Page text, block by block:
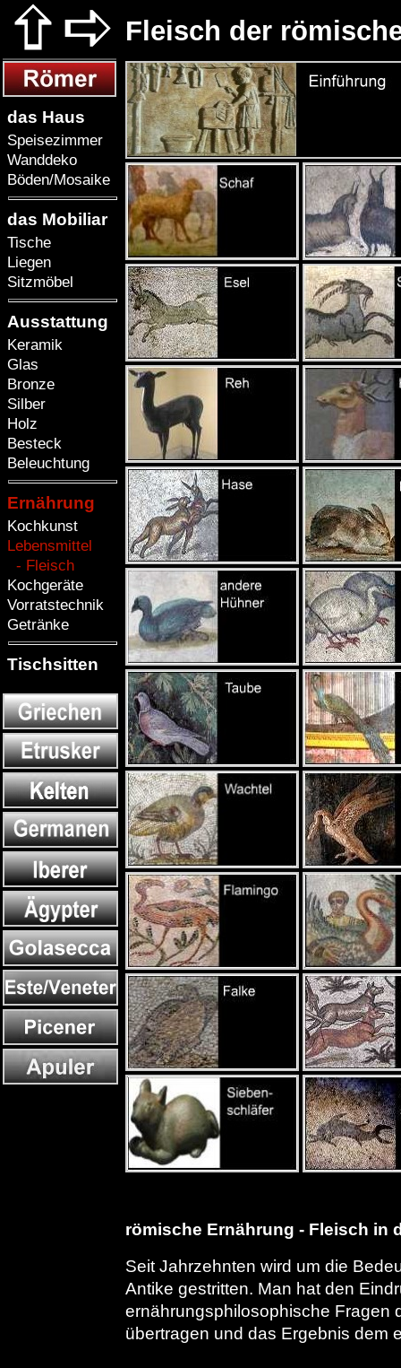
das Haus
Speisezimmer
Wanddeko
Böden/Mosaike
das Mobiliar
Tische
Liegen
Sitzmöbel
Ausstattung
Keramik
Glas
Bronze
Silber
Holz
Besteck
Beleuchtung
Ernährung
Kochkunst
Lebensmittel
- Fleisch
Kochgeräte
Vorratstechnik
Getränke
Tischsitten
Fleisch der
römische Ernährung - Fleisch in
Seit Jahrzehnten wird um die
Antike gestritten. Man hat den
ernährungsphilosophische Fragen
übertragen und das Ergebnis dem